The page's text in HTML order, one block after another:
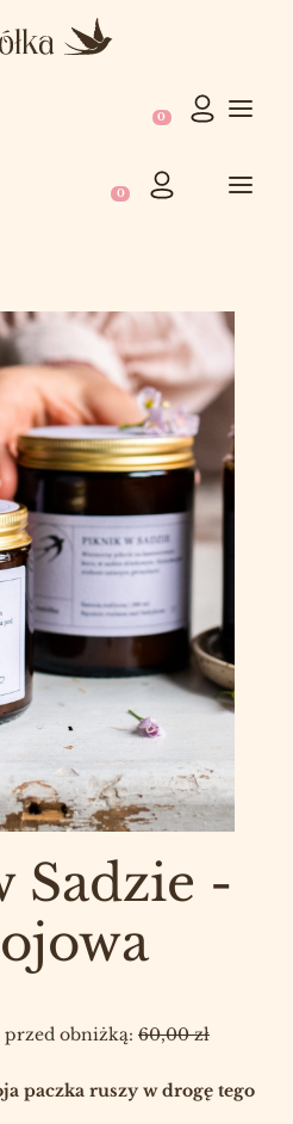
Produkty w
Produkty w koszyku:
Sadzie -
przed obniżką: 60,00 zł
paczka ruszy w drogę tego